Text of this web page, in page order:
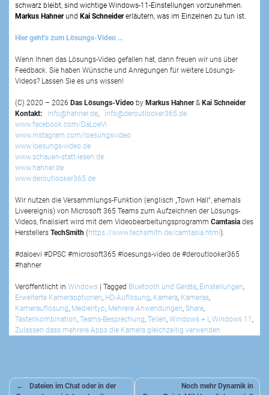
schwarz bleibt, sind wichtige Windows-11-Einstellungen vorzunehmen.
Markus Hahnerund Kai Schneidererläutern, was im Einzelnen zu tun ist.
Hier geht’s zum Lösungs-Video …
Wenn Ihnen das Lösungs-Video gefallen hat, dann freuen wir uns über
Feedback. Sie haben Wünsche und Anregungen für weitere Lösungs-
Videos? Lassen Sie es uns wissen!
(C) 2020 – 2026 Das Lösungs-Video by Markus Hahner& Kai Schneider
Kontakt:
info@hahner.de, info@deroutlooker365.de
www.facebook.com/DaLoeVi
www.instagram.com/loesungsvideo
www.loesungs-video.de
www.schauen-statt-lesen.de
www.hahner.de
www.deroutlooker365.de
Wir nutzen die Versammlungs-Funktion (englisch „Town Hall“, ehemals
Liveereignis) von Microsoft 365 Teams zum Aufzeichnen der Lösungs-
Videos, finalisiert wird mit dem Videobearbeitungsprogramm Camtasia des
Herstellers TechSmith (https://www.techsmith.de/camtasia.html).
#daloevi #DPSC #microsoft365 #loesungs-video.de #deroutlooker365
#hahner
Veröffentlicht in Windows | Tagged Bluetooth und Geräte, Einstellungen,
Erweiterte Kameraoptionen, HD-Auflösung, Kamera, Kameras,
Kamerauflösung, Medientyp, Mehrere Anwendungen, Share,
Tastenkombination, Teams-Besprechung, Teilen, Windows + I, Windows 11 ,
Zulassen dass mehrere Apps die Kamera gleichzeitig verwenden
Beitragsnavigation
Dateien im Chat oder in der
Noch mehr Dynamik in